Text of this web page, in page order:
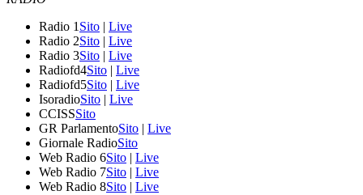
Radio 1 Sito | Live
Radio 2Sito | Live
Radio 3Sito | Live
Radiofd4Sito | Live
Radiofd5Sito | Live
IsoradioSito | Live
CCISSSito
GR ParlamentoSito | Live
Giornale RadioSito
Web Radio 6Sito | Live
Web Radio 7Sito | Live
Web Radio 8Sito | Live